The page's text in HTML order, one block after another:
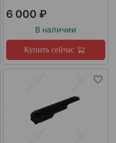
6 000 ₽
В наличии
Купить сейчас